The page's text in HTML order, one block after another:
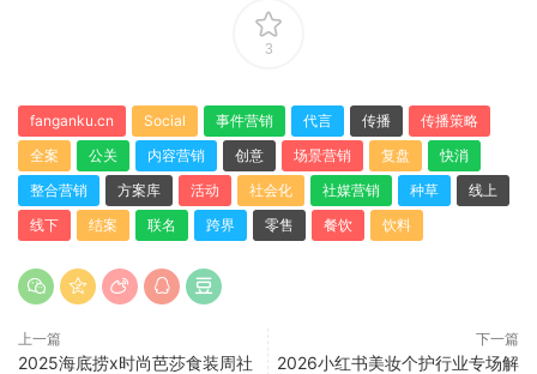
3
fanganku.cn Social 事件营销 代言 传播
传播策略
全案
公关 内容营销 创意 场景营销 复盘
快消
整合营销
方案库 活动 社会化 社媒营销 种草
线上
线下
结案 联名 跨界 零售 餐饮 饮料
上一篇
2025海底捞x时尚芭莎食装周社
下一篇
2026小红书美妆个护行业专场解